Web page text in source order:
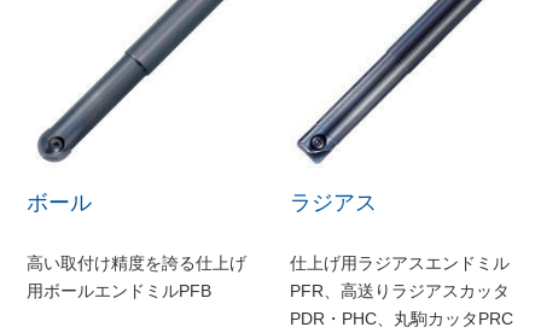
ボール
高い取付け精度を誇る仕上げ
用ボールエンドミルPFB
ラジアス
仕上げ用ラジアスエンドミル
PFR、高送りラジアスカッタ
PDR・PHC、丸駒カッタPRC